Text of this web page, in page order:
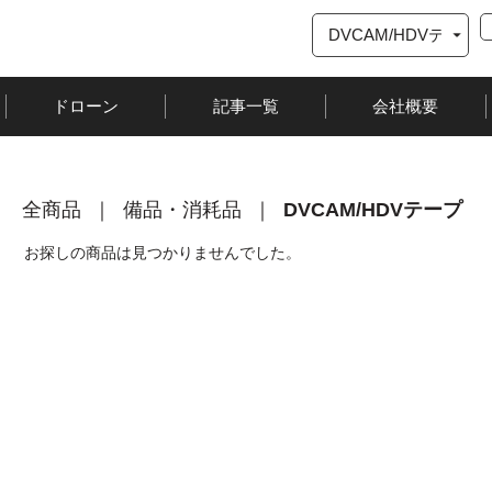
ドローン 記事一覧 会社概要
全商品 備品・消耗品 DVCAM/HDVテープ
お探しの商品は見つかりませんでした。